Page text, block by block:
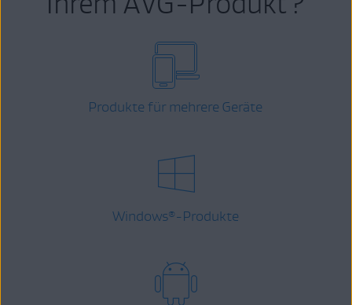
Produkte für mehrere Geräte
Windows® -Produkte